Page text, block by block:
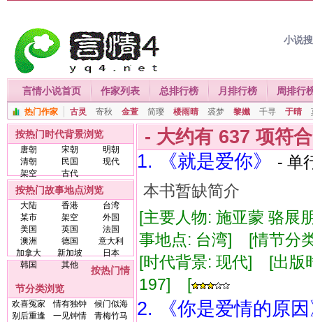
小说
言情小说首页 作家列表 总排行榜 月排行榜 周排行
热门作家 古灵 寄秋 金萱 简璎 楼雨晴 裘梦 黎孅 千寻 于晴
按热门时代背景浏览
唐朝 宋朝
明朝
清朝
民国
现代
架空
古代
按热门故事地点浏览
大陆 香港
台湾
某市
架空
外国
美国
英国
法国
澳洲
德国
意大利
加拿大
新加坡
日本
韩国
其他
按热门情
节分类浏览
欢喜冤家 情有独钟
候门似海
别后重逢
一见钟情
青梅竹马
- 大约有 637 项符
1. 《就是爱你》
- 单
本书暂缺简介
[主要人物: 施亚蒙 骆展
事地点: 台湾] [情节分
[时代背景: 现代] [出
197] [
2. 《你是爱情的原